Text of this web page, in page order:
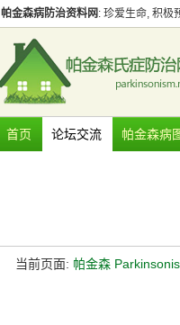
帕金森病防治资料网 : 珍爱生命, 积极
首页 论坛交流 帕金森病
当前页面: 帕金森